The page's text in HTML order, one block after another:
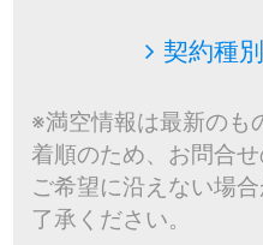
契約種
※満空情報は最新のも
着順のため、お問合せ
ご希望に沿えない場
了承ください。